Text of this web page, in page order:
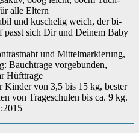
‎Baumwolle
‎5635438
‎15 Kilogramm
alle Eltern
und kuschelig weich, der bi-
passt sich Dir und Deinem Baby
und Mittelmarkierung,
Bauchtrage vorgebunden,
Hüfttrage
Kinder von 3,5 bis 15 kg, bester
von Trageschulen bis ca. 9 kg.